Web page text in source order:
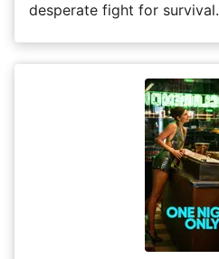
desperate fight for survival.